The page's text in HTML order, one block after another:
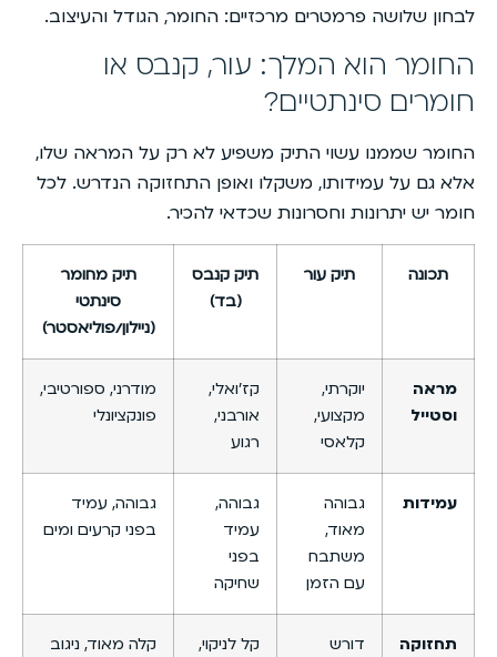
לבחון שלושה פרמטרים מרכזיים: החומר, הגודל והעיצוב.
החומר הוא המלך: עור, קנבס או
חומרים סינתטיים?
החומר שממנו עשוי התיק משפיע לא רק על המראה שלו,
אלא גם על עמידותו, משקלו ואופן התחזוקה הנדרש. לכל
חומר יש יתרונות וחסרונות שכדאי להכיר.
תכונה תיק עור
תיק קנבס
(בד)
תיק מחומר
סינתטי
(ניילון/פוליאסטר)
מראה
וסטייל
יוקרתי,
מקצועי,
קלאסי
קז’ואלי,
אורבני,
רגוע
מודרני, ספורטיבי,
פונקציונלי
עמידות
גבוהה
מאוד,
משתבח
עם הזמן
גבוהה,
עמיד
בפני
שחיקה
גבוהה, עמיד
בפני קרעים ומים
תחזוקה דורש קל לניקוי, קלה מאוד, ניגוב